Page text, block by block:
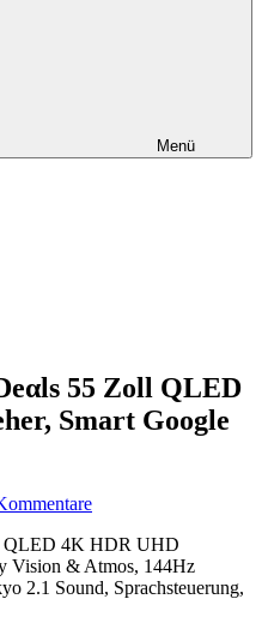
Menü
55 Zoll QLED
Smart Google
QLED 4K HDR UHD
Vision & Atmos, 144Hz
2.1 Sound, Sprachsteuerung,